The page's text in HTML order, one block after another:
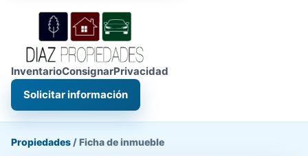
InventarioConsignarPrivacidad
Solicitar información
Propiedades /Ficha de inmueble